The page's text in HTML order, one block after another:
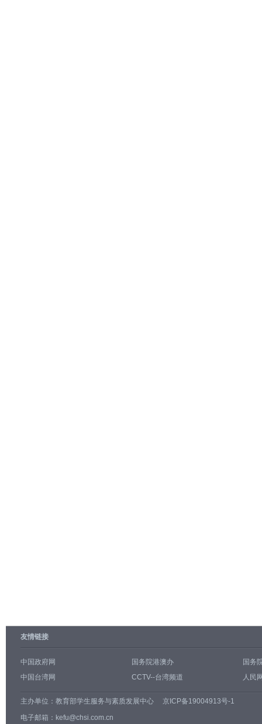
友情链接
中国政府网 国务院港澳办
国务
中国台湾网
CCTV--台湾频道 人民
主办单位： 教育部学生服务与素质发展中心
京ICP备19004913号-1
电子邮箱：kefu@chsi.com.cn